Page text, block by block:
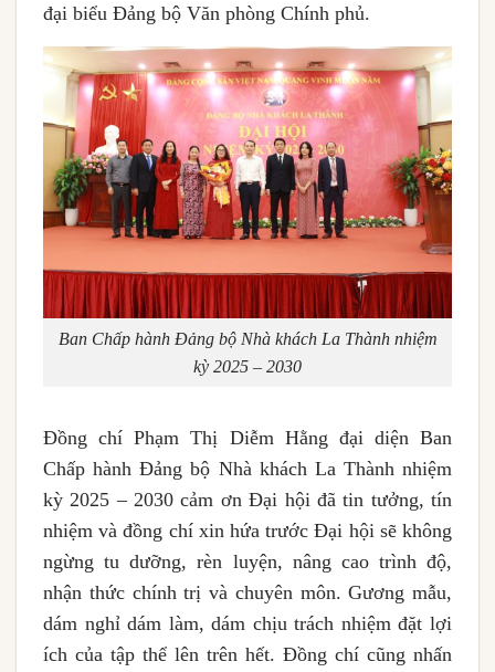
đại biểu Đảng bộ Văn phòng Chính phủ.
Ban Chấp hành Đảng bộ Nhà khách La Thành nhiệm
kỳ 2025 – 2030
Đồng chí Phạm Thị Diễm Hằng đại diện Ban
Chấp hành Đảng bộ Nhà khách La Thành nhiệm
kỳ 2025 – 2030 cảm ơn Đại hội đã tin tưởng, tín
nhiệm và đồng chí xin hứa trước Đại hội sẽ không
ngừng tu dưỡng, rèn luyện, nâng cao trình độ,
nhận thức chính trị và chuyên môn. Gương mẫu,
dám nghỉ dám làm, dám chịu trách nhiệm đặt lợi
ích của tập thể lên trên hết. Đồng chí cũng nhấn